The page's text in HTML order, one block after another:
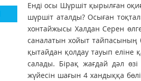
Енді осы Шүршіт қырылған
шүршіт аталды? Осыған
хонтайжысы Халдан Серен
саналатын хойыт тайпасының
қытайдан қолдау тауып
салады. Бірақ жағдай дәл
жүйесін шағын 4 хандыққа